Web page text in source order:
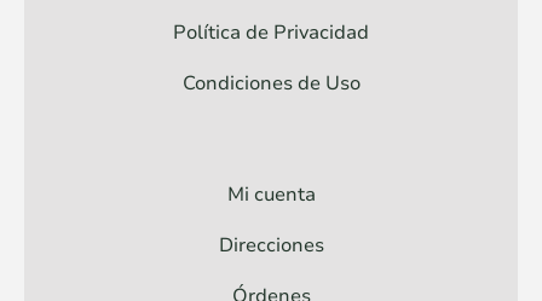
Política de Privacidad
Condiciones de Uso
Mi cuenta
Direcciones